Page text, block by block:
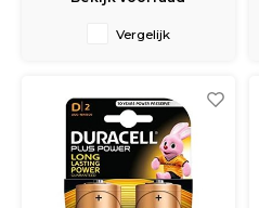
diverse elektrische apparaten,
Vergelijk